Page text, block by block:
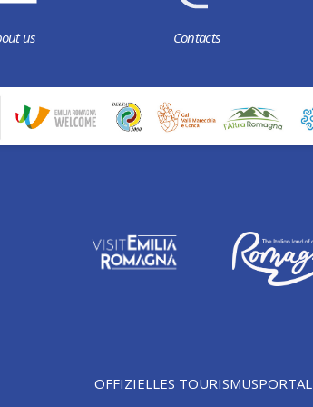
us Contacts
OFFIZIELLES TOURISMUSPORTAL